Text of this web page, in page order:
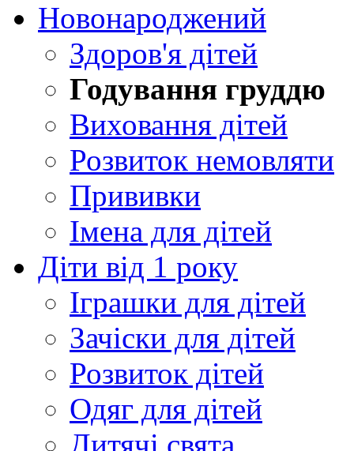
Новонароджений
Здоров'я дітей
Годування груддю
Виховання дітей
Розвиток немовляти
Прививки
Імена для дітей
Діти від 1 року
Іграшки для дітей
Зачіски для дітей
Розвиток дітей
Одяг для дітей